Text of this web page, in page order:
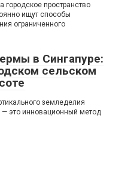
городское пространство
ищут способы
ограниченного
в Сингапуре:
сельском
земледелия
— это инновационный метод